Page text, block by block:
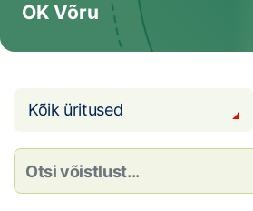
Toetamine
Loha
OK Võru
Kõik üritused